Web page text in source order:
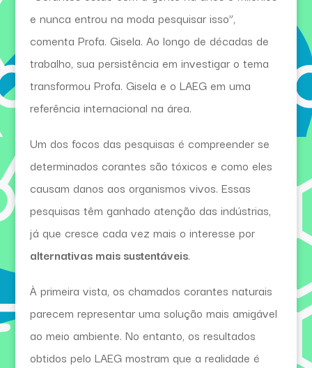
e nunca entrou na moda pesquisar isso”,
comenta Profa. Gisela. Ao longo de décadas de
trabalho, sua persistência em investigar o tema
transformou Profa. Gisela e o LAEG em uma
referência internacional na área.
Um dos focos das pesquisas é compreender se
determinados corantes são tóxicos e como eles
causam danos aos organismos vivos. Essas
pesquisas têm ganhado atenção das indústrias,
já que cresce cada vez mais o interesse por
alternativas mais sustentáveis.
À primeira vista, os chamados corantes naturais
parecem representar uma solução mais amigável
ao meio ambiente. No entanto, os resultados
obtidos pelo LAEG mostram que a realidade é